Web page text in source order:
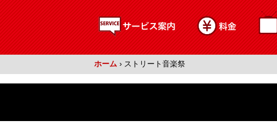
ホーム › ストリート音楽祭